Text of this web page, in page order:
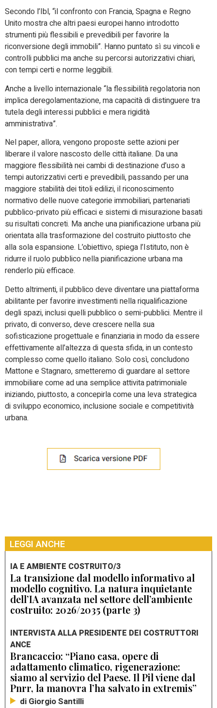
Secondo l’Ibl, “il confronto con Francia, Spagna e Regno
Unito mostra che altri paesi europei hanno introdotto
strumenti più flessibili e prevedibili per favorire la
riconversione degli immobili”. Hanno puntato sì su vincoli e
controlli pubblici ma anche su percorsi autorizzativi chiari,
con tempi certi e norme leggibili.
Anche a livello internazionale “la flessibilità regolatoria non
implica deregolamentazione, ma capacità di distinguere tra
tutela degli interessi pubblici e mera rigidità
amministrativa”.
Nel paper, allora, vengono proposte sette azioni per
liberare il valore nascosto delle città italiane. Da una
maggiore flessibilità nei cambi di destinazione d’uso a
tempi autorizzativi certi e prevedibili, passando per una
maggiore stabilità dei titoli edilizi, il riconoscimento
normativo delle nuove categorie immobiliari, partenariati
pubblico-privato più efficaci e sistemi di misurazione basati
su risultati concreti. Ma anche una pianificazione urbana più
orientata alla trasformazione del costruito piuttosto che
alla sola espansione. L’obiettivo, spiega l’Istituto, non è
ridurre il ruolo pubblico nella pianificazione urbana ma
renderlo più efficace.
Detto altrimenti, il pubblico deve diventare una piattaforma
abilitante per favorire investimenti nella riqualificazione
degli spazi, inclusi quelli pubblico o semi-pubblici. Mentre il
privato, di converso, deve crescere nella sua
sofisticazione progettuale e finanziaria in modo da essere
effettivamente all’altezza di questa sfida, in un contesto
complesso come quello italiano. Solo così, concludono
Mattone e Stagnaro, smetteremo di guardare al settore
immobiliare come ad una semplice attivita patrimoniale
iniziando, piuttosto, a concepirla come una leva strategica
di sviluppo economico, inclusione sociale e competitività
urbana.
LEGGI ANCHE
IA E AMBIENTE COSTRUITO/3
La transizione dal modello informativo al
modello cognitivo. La natura inquietante
dell’IA avanzata nel settore dell’ambiente
costruito: 2026/2035 (parte 3)
INTERVISTA ALLA PRESIDENTE DEI COSTRUTTORI
ANCE
Brancaccio: “Piano casa, opere di
adattamento climatico, rigenerazione:
siamo al servizio del Paese. Il Pil viene dal
Pnrr, la manovra l’ha salvato in extremis”
di Giorgio Santilli